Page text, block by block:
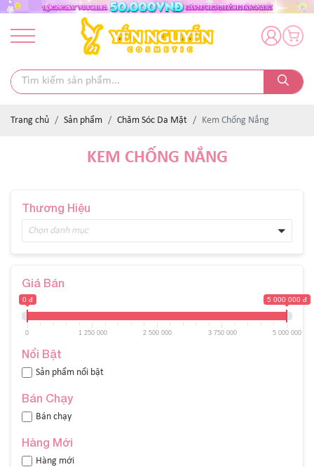
Trang chủ Sản phẩm Chăm Sóc Da Mặt Kem Chống Nắng
KEM CHỐNG NẮNG
Thương Hiệu
Chọn danh mục
Giá Bán
0 đ 5 000 000 đ
0 1 250 000 2 500 000 3 750 000 5 000 000
Nổi Bật
Sản phẩm nổi bật
Bán Chạy
Bán chạy
Hàng Mới
Hàng mới